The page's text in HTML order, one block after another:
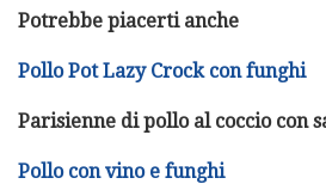
Potrebbe piacerti anche
Pollo Pot Lazy Crock con funghi
Parisienne di pollo al coccio con
Pollo con vino e funghi